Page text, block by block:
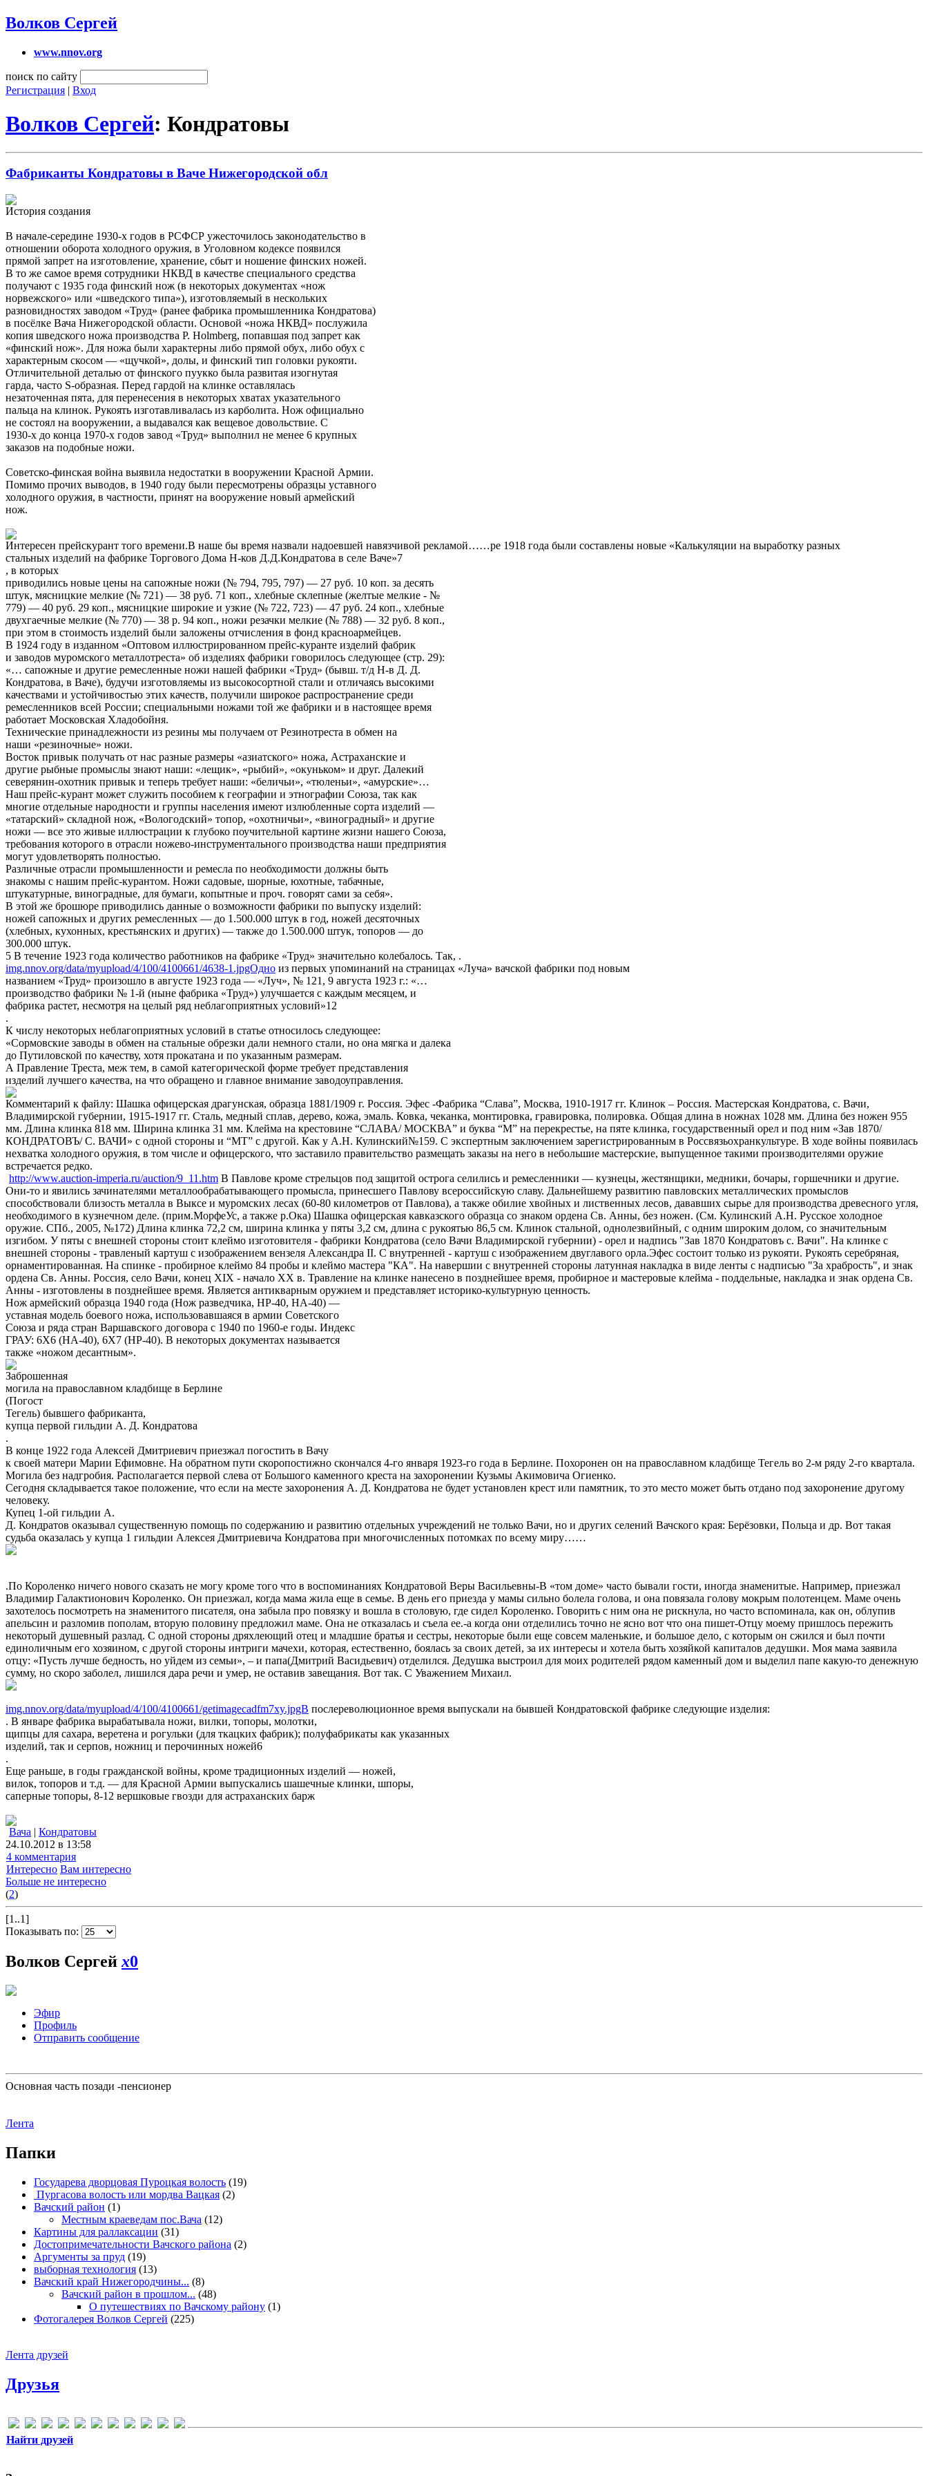
Волков Сергей
www.nnov.org
поиск по сайту
Регистрация | Вход
Волков Сергей: Кондратовы
Фабриканты Кондратовы в Ваче Нижегородской обл
История создания
В начале-середине 1930-х годов в РСФСР ужесточилось законодательство в
отношении оборота холодного оружия, в Уголовном кодексе появился
прямой запрет на изготовление, хранение, сбыт и ношение финских ножей.
В то же самое время сотрудники НКВД в качестве специального средства
получают с 1935 года финский нож (в некоторых документах «нож
норвежского» или «шведского типа»), изготовляемый в нескольких
разновидностях заводом «Труд» (ранее фабрика промышленника Кондратова)
в посёлке Вача Нижегородской области. Основой «ножа НКВД» послужила
копия шведского ножа производства P. Holmberg, попавшая под запрет как
«финский нож». Для ножа были характерны либо прямой обух, либо обух с
характерным скосом — «щучкой», долы, и финский тип головки рукояти.
Отличительной деталью от финского пуукко была развитая изогнутая
гарда, часто S-образная. Перед гардой на клинке оставлялась
незаточенная пята, для перенесения в некоторых хватах указательного
пальца на клинок. Рукоять изготавливалась из карболита. Нож официально
не состоял на вооружении, а выдавался как вещевое довольствие. С
1930-х до конца 1970-х годов завод «Труд» выполнил не менее 6 крупных
заказов на подобные ножи.
Советско-финская война выявила недостатки в вооружении Красной Армии.
Помимо прочих выводов, в 1940 году были пересмотрены образцы уставного
холодного оружия, в частности, принят на вооружение новый армейский
нож.
Интересен прейскурант того времени.В наше бы время назвали надоевшей навязчивой рекламой……ре 1918 года были составлены новые «Калькуляции на выработку разных
стальных изделий на фабрике Торгового Дома Н-ков Д.Д.Кондратова в селе Ваче»7
, в которых
приводились новые цены на сапожные ножи (№ 794, 795, 797) — 27 руб. 10 коп. за десять
штук, мясницкие мелкие (№ 721) — 38 руб. 71 коп., хлебные склепные (желтые мелкие - №
779) — 40 руб. 29 коп., мясницкие широкие и узкие (№ 722, 723) — 47 руб. 24 коп., хлебные
двухгаечные мелкие (№ 770) — 38 р. 94 коп., ножи резачки мелкие (№ 788) — 32 руб. 8 коп.,
при этом в стоимость изделий были заложены отчисления в фонд красноармейцев.
В 1924 году в изданном «Оптовом иллюстрированном прейс-куранте изделий фабрик
и заводов муромского металлотреста» об изделиях фабрики говорилось следующее (стр. 29):
«… сапожные и другие ремесленные ножи нашей фабрики «Труд» (бывш. т/д Н-в Д. Д.
Кондратова, в Ваче), будучи изготовляемы из высокосортной стали и отличаясь высокими
качествами и устойчивостью этих качеств, получили широкое распространение среди
ремесленников всей России; специальными ножами той же фабрики и в настоящее время
работает Московская Хладобойня.
Технические принадлежности из резины мы получаем от Резинотреста в обмен на
наши «резиночные» ножи.
Восток привык получать от нас разные размеры «азиатского» ножа, Астраханские и
другие рыбные промыслы знают наши: «лещик», «рыбий», «окуньком» и друг. Далекий
северянин-охотник привык и теперь требует наши: «беличьи», «тюленьи», «амурские»…
Наш прейс-курант может служить пособием к географии и этнографии Союза, так как
многие отдельные народности и группы населения имеют излюбленные сорта изделий —
«татарский» складной нож, «Вологодский» топор, «охотничьи», «виноградный» и другие
ножи — все это живые иллюстрации к глубоко поучительной картине жизни нашего Союза,
требования которого в отрасли ножево-инструментального производства наши предприятия
могут удовлетворять полностью.
Различные отрасли промышленности и ремесла по необходимости должны быть
знакомы с нашим прейс-курантом. Ножи садовые, шорные, юхотные, табачные,
штукатурные, виноградные, для бумаги, копытные и проч. говорят сами за себя».
В этой же брошюре приводились данные о возможности фабрики по выпуску изделий:
ножей сапожных и других ремесленных — до 1.500.000 штук в год, ножей десяточных
(хлебных, кухонных, крестьянских и других) — также до 1.500.000 штук, топоров — до
300.000 штук.
5 В течение 1923 года количество работников на фабрике «Труд» значительно колебалось. Так, .
img.nnov.org/data/myupload/4/100/4100661/4638-1.jpgОдно из первых упоминаний на страницах «Луча» вачской фабрики под новым
названием «Труд» произошло в августе 1923 года — «Луч», № 121, 9 августа 1923 г.: «…
производство фабрики № 1-й (ныне фабрика «Труд») улучшается с каждым месяцем, и
фабрика растет, несмотря на целый ряд неблагоприятных условий»12
.
К числу некоторых неблагоприятных условий в статье относилось следующее:
«Сормовские заводы в обмен на стальные обрезки дали немного стали, но она мягка и далека
до Путиловской по качеству, хотя прокатана и по указанным размерам.
А Правление Треста, меж тем, в самой категорической форме требует представления
изделий лучшего качества, на что обращено и главное внимание заводоуправления.
Комментарий к файлу: Шашка офицерская драгунская, образца 1881/1909 г. Россия. Эфес -Фабрика “Слава”, Москва, 1910-1917 гг. Клинок – Россия. Мастерская Кондратова, с. Вачи,
Владимирской губернии, 1915-1917 гг. Сталь, медный сплав, дерево, кожа, эмаль. Ковка, чеканка, монтировка, гравировка, полировка. Общая длина в ножнах 1028 мм. Длина без ножен 955
мм. Длина клинка 818 мм. Ширина клинка 31 мм. Клейма на крестовине “СЛАВА/ МОСКВА” и буква “М” на перекрестье, на пяте клинка, государственный орел и под ним «Зав 1870/
КОНДРАТОВЪ/ С. ВАЧИ» с одной стороны и “МТ” с другой. Как у А.Н. Кулинский№159. С экспертным заключением зарегистрированным в Россвязьохранкультуре. В ходе войны появилась
нехватка холодного оружия, в том числе и офицерского, что заставило правительство размещать заказы на него в небольшие мастерские, выпущенное такими производителями оружие
встречается редко.
http://www.auction-imperia.ru/auction/9_11.htm В Павлове кроме стрельцов под защитой острога селились и ремесленники — кузнецы, жестянщики, медники, бочары, горшечники и другие.
Они-то и явились зачинателями металлообрабатывающего промысла, принесшего Павлову всероссийскую славу. Дальнейшему развитию павловских металлических промыслов
способствовали близость металла в Выксе и муромских лесах (60-80 километров от Павлова), а также обилие хвойных и лиственных лесов, дававших сырье для производства древесного угля,
необходимого в кузнечном деле. (прим.МорфеУс, а также р.Ока) Шашка офицерская кавказского образца со знаком ордена Св. Анны, без ножен. (См. Кулинский А.Н. Русское холодное
оружие. СПб., 2005, №172) Длина клинка 72,2 см, ширина клинка у пяты 3,2 см, длина с рукоятью 86,5 см. Клинок стальной, однолезвийный, с одним широким долом, со значительным
изгибом. У пяты с внешней стороны стоит клеймо изготовителя - фабрики Кондратова (село Вачи Владимирской губернии) - орел и надпись "Зав 1870 Кондратовъ с. Вачи". На клинке с
внешней стороны - травленый картуш с изображением вензеля Александра II. С внутренней - картуш с изображением двуглавого орла.Эфес состоит только из рукояти. Рукоять серебряная,
орнаментированная. На спинке - пробирное клеймо 84 пробы и клеймо мастера "КА". На навершии с внутренней стороны латунная накладка в виде ленты с надписью "За храбрость", и знак
ордена Св. Анны. Россия, село Вачи, конец XIX - начало ХХ в. Травление на клинке нанесено в позднейшее время, пробирное и мастеровые клейма - поддельные, накладка и знак ордена Св.
Анны - изготовлены в позднейшее время. Является антикварным оружием и представляет историко-культурную ценность.
Нож армейский образца 1940 года (Нож разведчика, НР-40, НА-40) —
уставная модель боевого ножа, использовавшаяся в армии Советского
Союза и ряда стран Варшавского договора с 1940 по 1960-е годы. Индекс
ГРАУ: 6Х6 (НА-40), 6Х7 (НР-40). В некоторых документах называется
также «ножом десантным».
Заброшенная
могила на православном кладбище в Берлине
(Погост
Тегель) бывшего фабриканта,
купца первой гильдии А. Д. Кондратова
.
В конце 1922 года Алексей Дмитриевич приезжал погостить в Вачу
к своей матери Марии Ефимовне. На обратном пути скоропостижно скончался 4-го января 1923-го года в Берлине. Похоронен он на православном кладбище Тегель во 2-м ряду 2-го квартала.
Могила без надгробия. Располагается первой слева от Большого каменного креста на захоронении Кузьмы Акимовича Огиенко.
Сегодня складывается такое положение, что если на месте захоронения А. Д. Кондратова не будет установлен крест или памятник, то это место может быть отдано под захоронение другому
человеку.
Купец 1-ой гильдии А.
Д. Кондратов оказывал существенную помощь по содержанию и развитию ​отдельных учреждений не только Вачи, но и других селений Вачского края: Берёзовки, Польца и др. Вот такая
судьба оказалась у купца 1 гильдии Алексея Дмитриевича Кондратова при многочисленных потомках по всему миру……
.По Короленко ничего нового сказать не могу кроме того что в воспоминаниях Кондратовой Веры Васильевны-В «том доме» часто бывали гости, иногда знаменитые. Например, приезжал
Владимир Галактионович Короленко. Он приезжал, когда мама жила еще в семье. В день его приезда у мамы сильно болела голова, и она повязала голову мокрым полотенцем. Маме очень
захотелось посмотреть на знаменитого писателя, она забыла про повязку и вошла в столовую, где сидел Короленко. Говорить с ним она не рискнула, но часто вспоминала, как он, облупив
апельсин и разломив пополам, вторую половину предложил маме. Она не отказалась и съела ее.-а когда они отделились точно не ясно вот что она пишет-Отцу моему пришлось пережить
некоторый душевный разлад. С одной стороны дряхлеющий отец и младшие братья и сестры, некоторые были еще совсем маленькие, и большое дело, с которым он сжился и был почти
единоличным его хозяином, с другой стороны интриги мачехи, которая, естественно, боялась за своих детей, за их интересы и хотела быть хозяйкой капиталов дедушки. Моя мама заявила
отцу: «Пусть лучше бедность, но уйдем из семьи», – и папа(Дмитрий Васидьевич) отделился. Дедушка выстроил для моих родителей рядом каменный дом и выделил папе какую-то денежную
сумму, но скоро заболел, лишился дара речи и умер, не оставив завещания. Вот так. С Уважением Михаил.
img.nnov.org/data/myupload/4/100/4100661/getimagecadfm7xy.jpgВ послереволюционное время выпускали на бывшей Кондратовской фабрике следующие изделия:
. В январе фабрика вырабатывала ножи, вилки, топоры, молотки,
щипцы для сахара, веретена и рогульки (для ткацких фабрик); полуфабрикаты как указанных
изделий, так и серпов, ножниц и перочинных ножей6
.
Еще раньше, в годы гражданской войны, кроме традиционных изделий — ножей,
вилок, топоров и т.д. — для Красной Армии выпускались шашечные клинки, шпоры,
саперные топоры, 8-12 вершковые гвозди для астраханских барж
Вача | Кондратовы
24.10.2012 в 13:58
4 комментария
Интересно Вам интересно
Больше не интересно
(2)
[1..1]
Показывать по:
Волков Сергей x0
Эфир
Профиль
Отправить сообщение
Основная часть позади -пенсионер
Лента
Папки
Государева дворцовая Пуроцкая волость (19)
Пургасова волость или мордва Вацкая (2)
Вачский район (1)
Местным краеведам пос.Вача (12)
Картины для раллаксации (31)
Достопримечательности Вачского района (2)
Аргументы за пруд (19)
выборная технология (13)
Вачский край Нижегородчины... (8)
Вачский район в прошлом... (48)
О путешествиях по Вачскому району (1)
Фотогалерея Волков Сергей (225)
Лента друзей
Друзья
Найти друзей